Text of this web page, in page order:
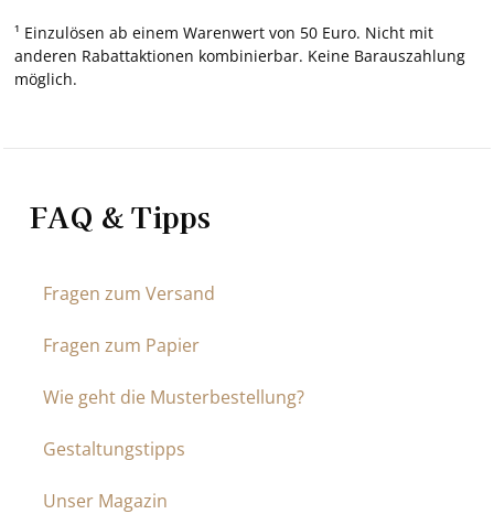
¹ Einzulösen ab einem Warenwert von 50 Euro. Nicht mit
anderen Rabattaktionen kombinierbar. Keine Barauszahlung
möglich.
FAQ & Tipps
Fragen zum Versand
Fragen zum Papier
Wie geht die Musterbestellung?
Gestaltungstipps
Unser Magazin